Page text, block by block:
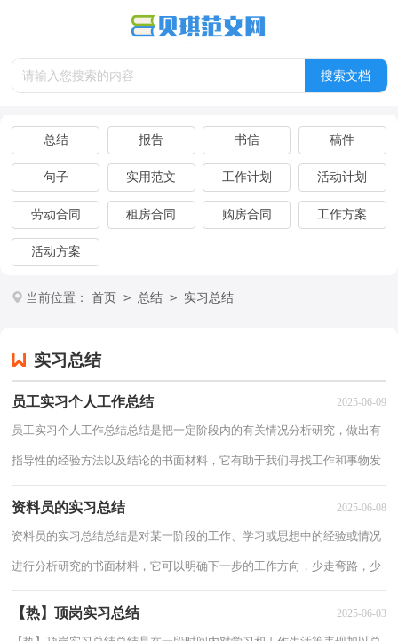
总结 报告 书信 稿件
句子 实用范文 工作计划 活动计划
劳动合同 租房合同 购房合同 工作方案
活动方案
当前位置： 首页 > 总结 > 实习总结
实习总结
员工实习个人工作总结 2025-06-09
员工实习个人工作总结总结是把一定阶段内的有关情况分析研究，做出有
指导性的经验方法以及结论的书面材料，它有助于我们寻找工作和事物发
展的规律，从而掌握并运用这些规律，因此我...
资料员的实习总结 2025-06-08
资料员的实习总结总结是对某一阶段的工作、学习或思想中的经验或情况
进行分析研究的书面材料，它可以明确下一步的工作方向，少走弯路，少
犯错误，提高工作效益，因此十分有必须要写一...
【热】顶岗实习总结 2025-06-03